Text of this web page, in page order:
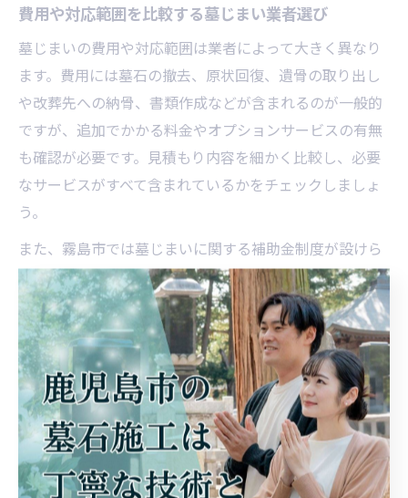
費用や対応範囲を比較する墓じまい業者選び
墓じまいの費用や対応範囲は業者によって大きく異なり
ます。費用には墓石の撤去、原状回復、遺骨の取り出し
や改葬先への納骨、書類作成などが含まれるのが一般的
ですが、追加でかかる料金やオプションサービスの有無
も確認が必要です。見積もり内容を細かく比較し、必要
なサービスがすべて含まれているかをチェックしましょ
う。
また、霧島市では墓じまいに関する補助金制度が設けら
れている場合があり、費用軽減につながることもありま
す。業者によっては補助金申請のサポートを行っている
ところもあるため、事前に相談することをおすすめしま
す。費用だけでなく、対応範囲やアフターサポートの内
容も総合的に判断することが、後悔しない業者選びのコ
ツです。
見積もり依頼時の墓じまいチェックポイント